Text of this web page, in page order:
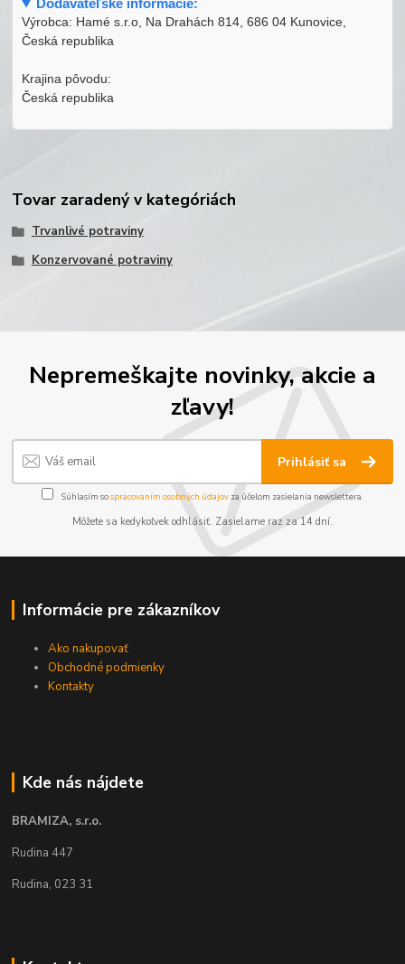
Dodavateľské informácie:
Výrobca: Hamé s.r.o, Na Drahách 814, 686 04 Kunovice,
Česká republika
Krajina pôvodu:
Česká republika
Tovar zaradený v kategóriách
Trvanlivé potraviny
Konzervované potraviny
Nepremeškajte novinky, akcie a
zľavy!
Prihlásiť sa
Súhlasím sospracovaním osobných údajov za účelom zasielania newslettera.
Môžete sa kedykoľvek odhlásiť. Zasielame raz za 14 dní.
Informácie pre zákazníkov
Ako nakupovať
Obchodné podmienky
Kontakty
Kde nás nájdete
BRAMIZA, s.r.o.
Rudina 447
Rudina, 023 31